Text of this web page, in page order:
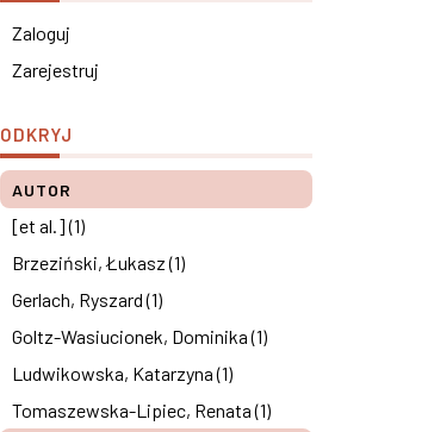
Zaloguj
Zarejestruj
ODKRYJ
AUTOR
[et al.] (1)
Brzeziński, Łukasz (1)
Gerlach, Ryszard (1)
Goltz-Wasiucionek, Dominika (1)
Ludwikowska, Katarzyna (1)
Tomaszewska-Lipiec, Renata (1)